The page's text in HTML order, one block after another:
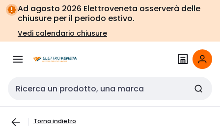
Vai alla
navigazione
Vai
alla
pagina
Ad agosto 2026 Elettroveneta osserverà delle
chiusure per il periodo estivo.
Vedi calendario chiusure
Cerca input
Torna indietro